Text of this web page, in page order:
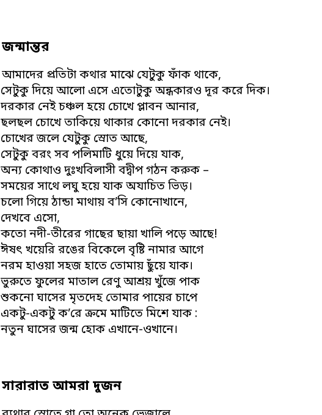
জন্মান্তর
আমাদের প্রতিটা কথার মাঝে যেটুকু ফাঁক থাকে,
সেটুকু দিয়ে আলো এসে এতোটুকু অন্ধকারও দূর করে দিক।
দরকার নেই চঞ্চল হয়ে চোখে প্লাবন আনার,
ছলছল চোখে তাকিয়ে থাকার কোনো দরকার নেই।
চোখের জলে যেটুকু স্রোত আছে,
সেটুকু বরং সব পলিমাটি ধুয়ে দিয়ে যাক,
অন‌্য কোথাও দুঃখবিলাসী বদ্বীপ গঠন করুক –
সময়ের সাথে লঘু হয়ে যাক অযাচিত ভিড়।
চলো গিয়ে ঠান্ডা মাথায় ব’সি কোনোখানে,
দেখবে এসো,
কতো নদী-তীরের গাছের ছায়া খালি পড়ে আছে!
ঈষৎ খয়েরি রঙের বিকেলে বৃষ্টি নামার আগে
নরম হাওয়া সহজ হাতে তোমায় ছুঁয়ে যাক।
ভুরুতে ফুলের মাতাল রেণু আশ্রয় খুঁজে পাক
শুকনো ঘাসের মৃতদেহ তোমার পায়ের চাপে
একটু-একটু ক’রে ক্রমে মাটিতে মিশে যাক :
নতুন ঘাসের জন্ম হোক এখানে-ওখানে।
সারারাত আমরা দুজন